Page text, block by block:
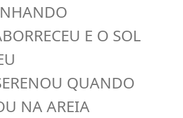
E O SOL
QUANDO
NA AREIA